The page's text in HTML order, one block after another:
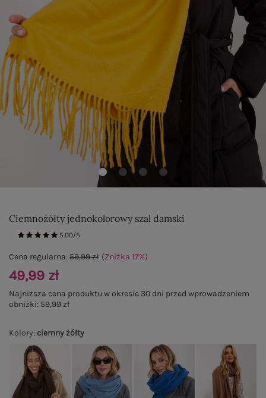
Ciemnożółty jednokolorowy szal damski
5.00/5
Kolory: ciemny żółty
Cena regularna:59,99 zł (Zniżka 17%)
49,99 zł
Najniższa cena produktu w okresie 30 dni przed wprowadzeniem
obniżki: 59,99 zł